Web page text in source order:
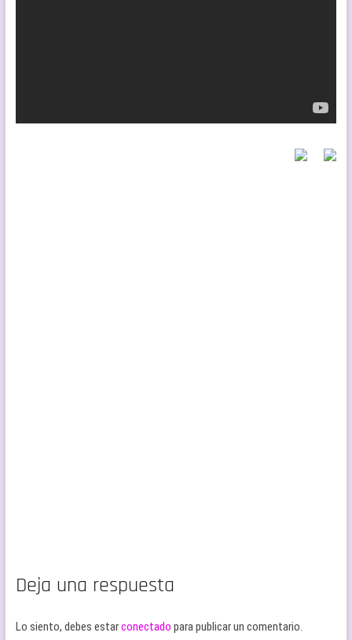
Deja una respuesta
Lo siento, debes estarconectado para publicar un comentario.